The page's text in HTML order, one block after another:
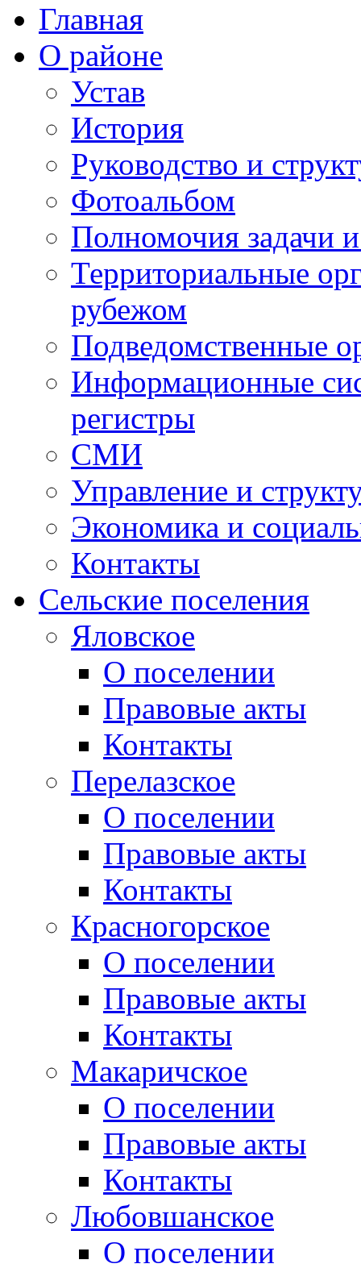
Главная
О районе
Устав
История
Руководство и
Фотоальбом
Полномочия задачи
Территориальные
рубежом
Подведомственные
Информационные
регистры
СМИ
Управление и
Экономика и
Контакты
Сельские поселения
Яловское
О поселении
Правовые акты
Контакты
Перелазское
О поселении
Правовые акты
Контакты
Красногорское
О поселении
Правовые акты
Контакты
Макаричское
О поселении
Правовые акты
Контакты
Любовшанское
О поселении